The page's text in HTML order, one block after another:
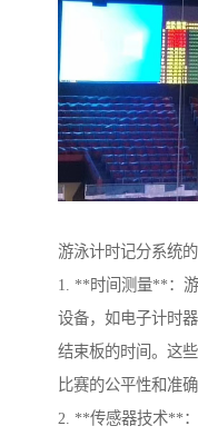
游泳计时记分系统
1. **时间测量**：
设备，如电子计时
结束板的时间。这
比赛的公平性和准确
2. **传感器技术**